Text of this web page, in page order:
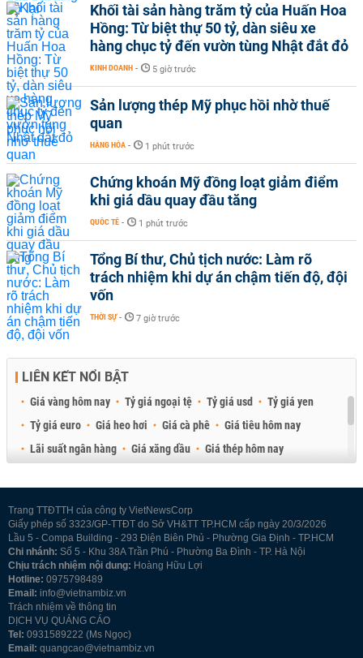
Khối tài sản hàng trăm tỷ của Huấn Hoa
Hồng: Từ biệt thự 50 tỷ, dàn siêu xe
hàng chục tỷ đến vườn tùng Nhật đắt đỏ
KINH DOANH - 5 giờ trước
Sản lượng thép Mỹ phục hồi nhờ thuế
quan
HÀNG HÓA - 1 phút trước
Chứng khoán Mỹ đồng loạt giảm điểm
khi giá dầu quay đầu tăng
QUỐC TẾ - 1 phút trước
Tổng Bí thư, Chủ tịch nước: Làm rõ
trách nhiệm khi dự án chậm tiến độ, đội
vốn
THỜI SỰ - 7 giờ trước
LIÊN KẾT NỔI BẬT
Giá vàng hôm nay Tỷ giá ngoại tệ Tỷ giá usd
Tỷ giá yen
Tỷ giá euro
Giá heo hơi Giá cà phê
Giá tiêu hôm nay
Lãi suất ngân hàng
Giá xăng dầu
Giá thép hôm nay
Trang TTĐTTH của công ty VietNewsCorp
Giấy phép số 3323/GP-TTĐT do Sở VH&TT TP.HCM cấp ngày 20/3/2026
Lầu 5 - Compa Building - 293 Điện Biên Phủ - Phường Gia Định - TP.HCM
Chi nhánh: Số 5 - Khu 38A Trần Phú - Phường Ba Đình - TP. Hà Nội
Chịu trách nhiệm nội dung: Hoàng Hữu Lợi
Hotline: 0975798489
Email: info@vietnambiz.vn
Trách nhiệm về thông tin
DỊCH VỤ QUẢNG CÁO
Tel: 0931589222 (Ms Ngọc)
Email: quangcao@vietnambiz.vn